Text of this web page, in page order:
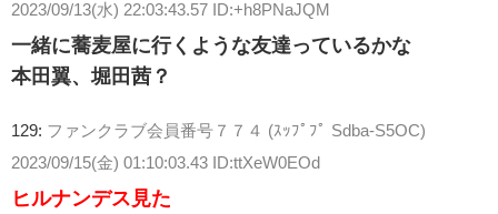
2023/09/13(水) 22:03:43.57 ID:+h8PNaJQM
一緒に蕎麦屋に行くような友達っているかな
本田翼、堀田茜？
129: ファンクラブ会員番号７７４ (ｽｯﾌﾟﾌﾟ Sdba-S5OC)
2023/09/15(金) 01:10:03.43 ID:ttXeW0EOd
ヒルナンデス見た